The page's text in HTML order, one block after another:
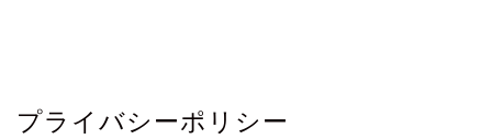
プライバシーポリシー